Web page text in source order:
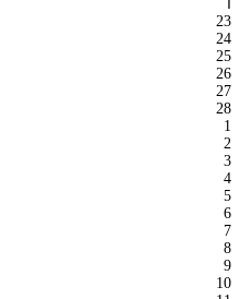
ا
23
24
25
26
27
28
1
2
3
4
5
6
7
8
9
10